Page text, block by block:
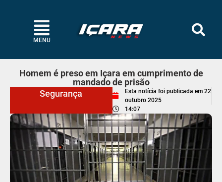
MENU
Homem é preso em Içara em cumprimento de
mandado de prisão
Segurança
Esta notícia foi publicada em 22
outubro 2025
14:07